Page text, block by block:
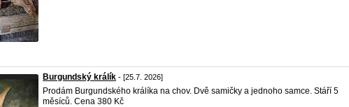
Burgundský králík - [25.7. 2026]
Prodám Burgundského králíka na chov. Dvě samičky a jednoho samce. Stáří 5
měsíců. Cena 380 Kč